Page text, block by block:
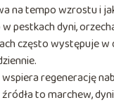
na tempo wzrostu i
pestkach dyni,
często występuje w
regenerację
to marchew,